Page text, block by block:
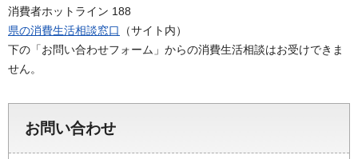
消費者ホットライン 188
県の消費生活相談窓口
（サイト内）
下の「お問い合わせフォーム」からの消費生活相談はお受けできま
せん。
お問い合わせ